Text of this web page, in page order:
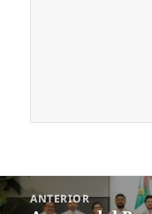
Navegación
de
ANTERIOR